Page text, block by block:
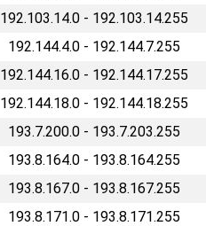
192.103.14.0 - 192.103.14.255
192.144.4.0 - 192.144.7.255
192.144.16.0 - 192.144.17.255
192.144.18.0 - 192.144.18.255
193.7.200.0 - 193.7.203.255
193.8.164.0 - 193.8.164.255
193.8.167.0 - 193.8.167.255
193.8.171.0 - 193.8.171.255